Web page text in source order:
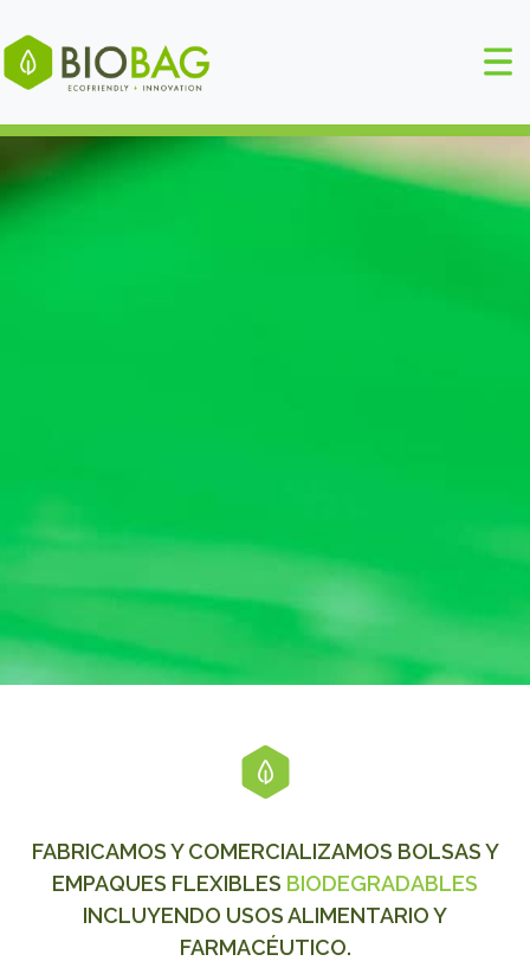
FABRICAMOS Y COMERCIALIZAMOS BOLSAS Y
EMPAQUES FLEXIBLES BIODEGRADABLES
INCLUYENDO USOS ALIMENTARIO Y
FARMACÉUTICO.